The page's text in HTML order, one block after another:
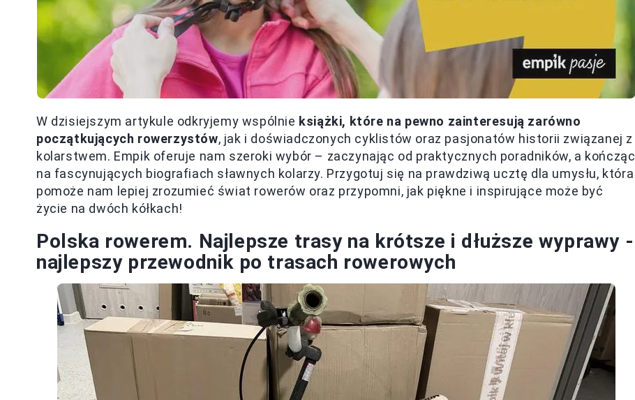
W dzisiejszym artykule odkryjemy wspólnie książki, które na pewno zainteresują zarówno
początkujących rowerzystów, jak i doświadczonych cyklistów oraz pasjonatów historii związanej z
kolarstwem. Empik oferuje nam szeroki wybór – zaczynając od praktycznych poradników, a kończąc
na fascynujących biografiach sławnych kolarzy. Przygotuj się na prawdziwą ucztę dla umysłu, która
pomoże nam lepiej zrozumieć świat rowerów oraz przypomni, jak piękne i inspirujące może być
życie na dwóch kółkach!
Polska rowerem. Najlepsze trasy na krótsze i dłuższe wyprawy -
najlepszy przewodnik po trasach rowerowych